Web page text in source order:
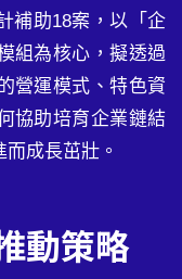
補助18案，以「企
組為核心，擬透過
營運模式、特色資
協助培育企業鏈結
成長茁壯。
動策略